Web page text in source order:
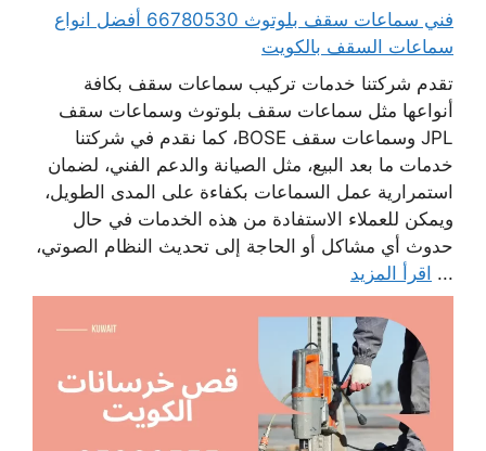
فني سماعات سقف بلوتوث 66780530 أفضل انواع
سماعات السقف بالكويت
تقدم شركتنا خدمات تركيب سماعات سقف بكافة
أنواعها مثل سماعات سقف بلوتوث وسماعات سقف
JPL وسماعات سقف BOSE، كما نقدم في شركتنا
خدمات ما بعد البيع، مثل الصيانة والدعم الفني، لضمان
استمرارية عمل السماعات بكفاءة على المدى الطويل،
ويمكن للعملاء الاستفادة من هذه الخدمات في حال
حدوث أي مشاكل أو الحاجة إلى تحديث النظام الصوتي،
... اقرأ المزيد